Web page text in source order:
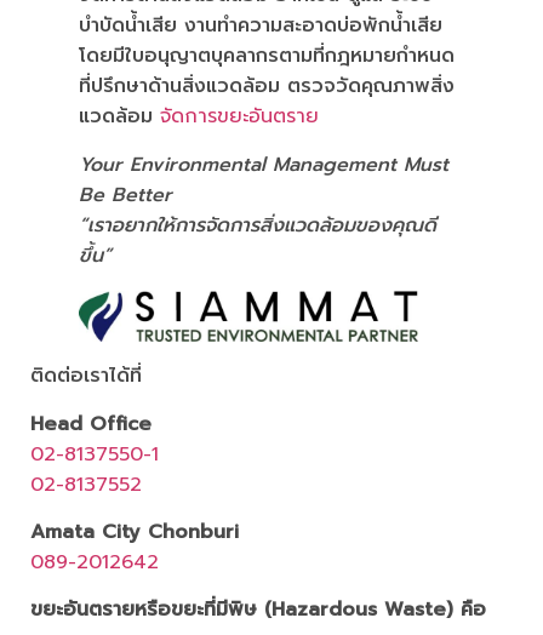
บำบัดน้ำเสีย งานทำความสะอาดบ่อพักน้ำเสีย
โดยมีใบอนุญาตบุคลากรตามที่กฎหมายกำหนด
ที่ปรึกษาด้านสิ่งแวดล้อม ตรวจวัดคุณภาพสิ่ง
แวดล้อม จัดการขยะอันตราย
Your Environmental Management Must
Be Better
“เราอยากให้การจัดการสิ่งแวดล้อมของคุณดี
ขึ้น”
ติดต่อเราได้ที่
Head Office
02-8137550-1
02-8137552
Amata City Chonburi
089-2012642
ขยะอันตรายหรือขยะที่มีพิษ (Hazardous Waste) คือ